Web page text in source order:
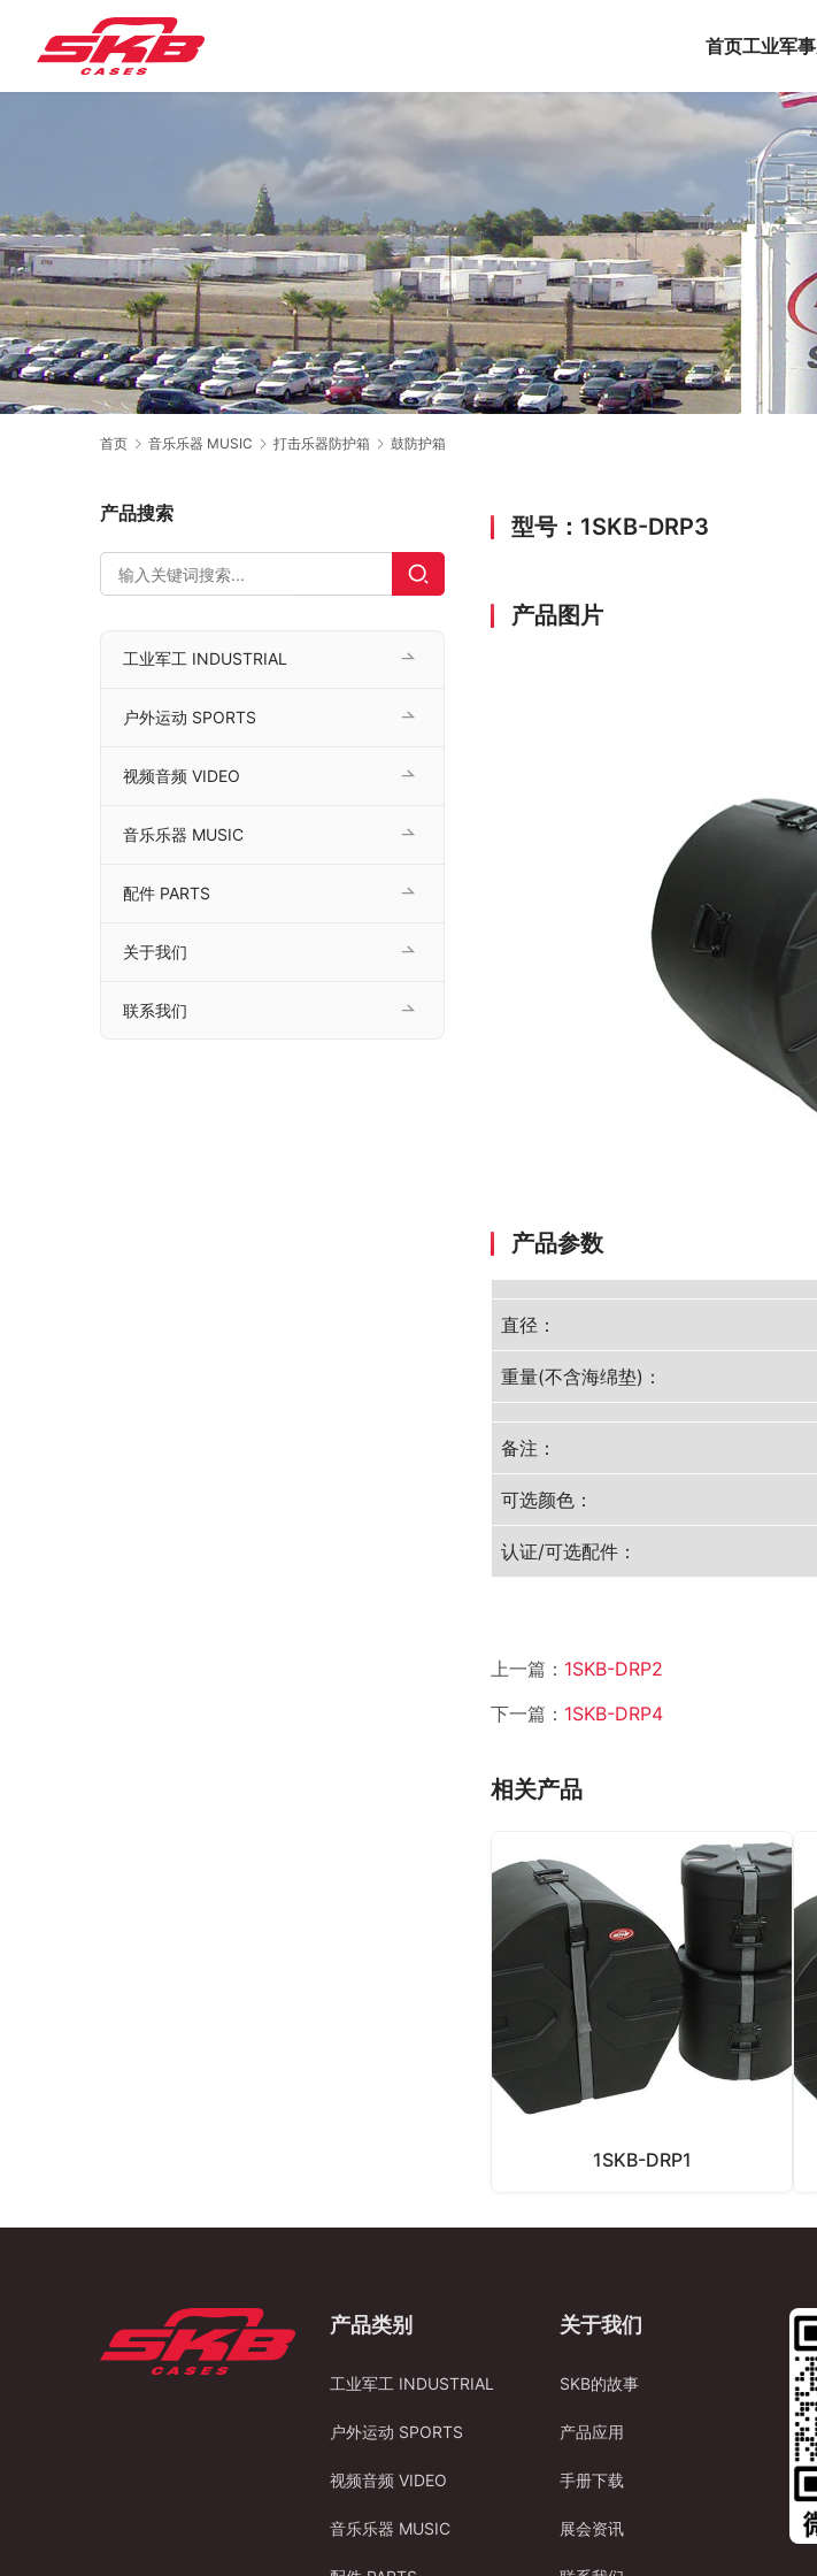
首页工业军事
首页 音乐乐器 MUSIC 打击乐器防护箱 鼓防护箱
型号：1SKB-DRP3
产品图片
产品参数
直径：
重量(不含海绵垫)：
备注：
可选颜色：
认证/可选配件：
上一篇： 1SKB-DRP2
下一篇： 1SKB-DRP4
相关产品
1SKB-DRP1
产品搜索
工业军工 INDUSTRIAL
户外运动 SPORTS
视频音频 VIDEO
音乐乐器 MUSIC
配件 PARTS
关于我们
联系我们
产品类别
工业军工 INDUSTRIAL
户外运动 SPORTS
视频音频 VIDEO
音乐乐器 MUSIC
关于我们
SKB的故事
产品应用
手册下载
展会资讯